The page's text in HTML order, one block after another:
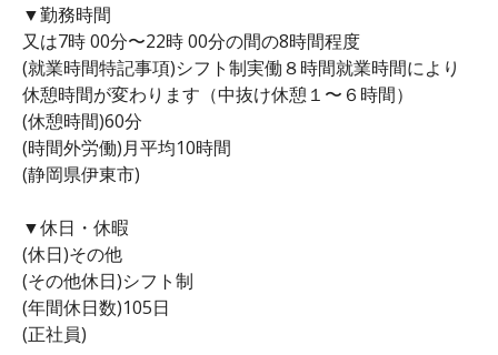
▼勤務時間
又は7時 00分〜22時 00分の間の8時間程度
(就業時間特記事項)シフト制実働８時間就業時間により
休憩時間が変わります（中抜け休憩１〜６時間）
(休憩時間)60分
(時間外労働)月平均10時間
(静岡県伊東市)
▼休日・休暇
(休日)その他
(その他休日)シフト制
(年間休日数)105日
(正社員)